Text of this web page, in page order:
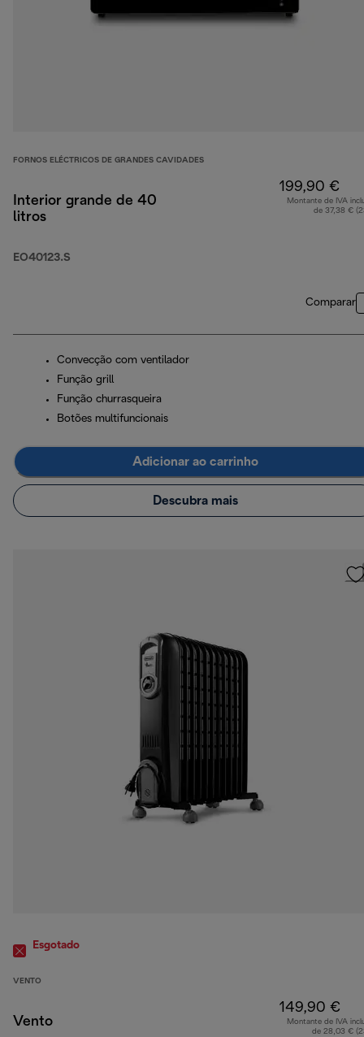
FORNOS ELÉCTRICOS DE GRANDES CAVIDADES
Interior grande de 40
litros
EO40123.S
199,90 €
Montante de IVA
de 37,38 €
Comparar
Convecção com ventilador
Função grill
Função churrasqueira
Botões multifuncionais
Adicionar ao carrinho
Descubra mais
Esgotado
VENTO
Vento
149,90 €
Montante de IVA
de 28,03 €